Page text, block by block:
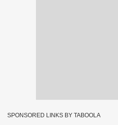
SPONSORED LINKS BY TABOOLA